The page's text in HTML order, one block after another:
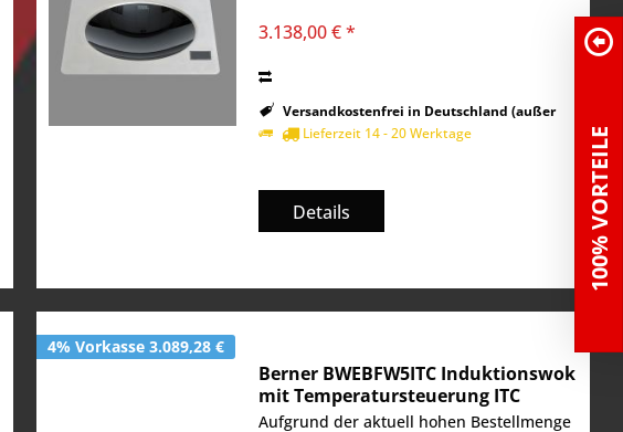
3.138,00 € *
Versandkostenfrei in Deutschland (außer
Inseln)Lieferzeit 14 - 20 Werktage
Details
4% Vorkasse 3.089,28 €
Berner BWEBFW5ITC Induktionswok
mit Temperatursteuerung ITC
Aufgrund der aktuell hohen Bestellmenge
100% VORTEILE